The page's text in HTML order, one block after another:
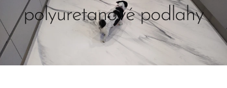
polyuretanové podlahy